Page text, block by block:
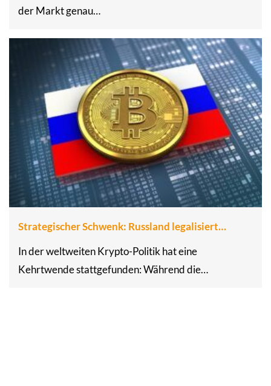
der Markt genau…
Strategischer Schwenk: Russland legalisiert…
In der weltweiten Krypto-Politik hat eine
Kehrtwende stattgefunden: Während die…